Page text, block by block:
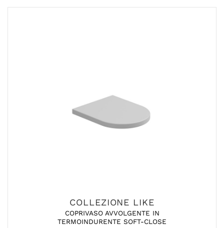
COLLEZIONE LIKE
COPRIVASO AVVOLGENTE IN
TERMOINDURENTE SOFT-CLOSE